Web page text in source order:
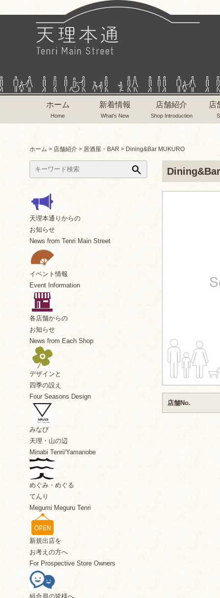
ホーム
Home
新着情報
What's New
店舗紹介
Shop Introduction
店
ホーム > 店舗紹介 > 居酒屋・BAR > Dining&Bar MUKURO
店舗No.
search
天理本通りからの
お知らせ
News from Tenri Main Street
イベント情報
Event Information
各店舗からの
お知らせ
News from Each Shop
デザインと
四季の設え
Four Seasons Design
みなび
天理・山の辺
Minabi Tenri/Yamanobe
めぐみ・めぐる
てんり
Megumi Meguru Tenri
新規出店を
お考えの方へ
For Prospective Store Owners
組合員の皆様へ